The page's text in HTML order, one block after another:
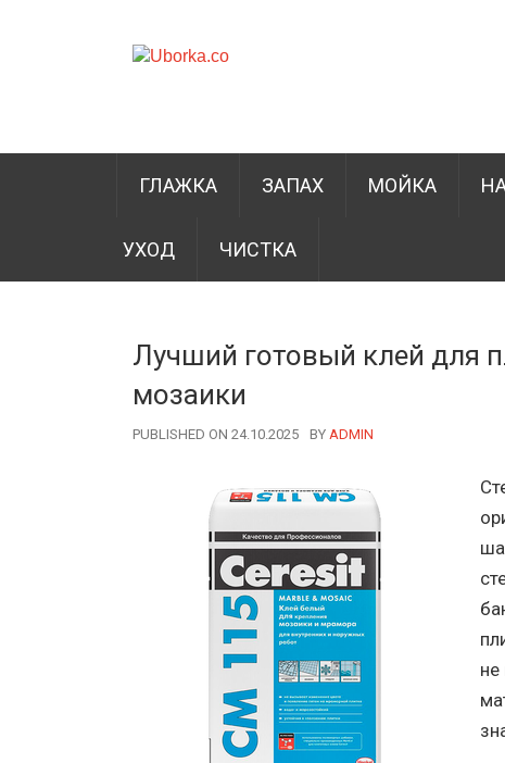
ГЛАЖКА ЗАПАХ МОЙКА
УХОД ЧИСТКА
Лучший готовый клей для
мозаики
PUBLISHED ON 24.10.2025 BY AUTHOR
ADMIN